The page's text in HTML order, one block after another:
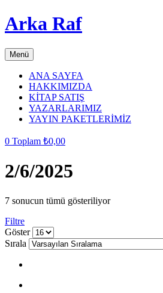
Arka Raf
Menü
ANA SAYFA
HAKKIMIZDA
KİTAP SATIŞ
YAZARLARIMIZ
YAYIN PAKETLERİMİZ
0 Toplam ₺0,00
2/6/2025
7 sonucun tümü gösteriliyor
Filtre
grid
button
list
button
Göster
Sırala